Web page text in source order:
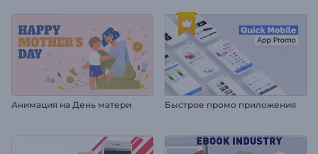
Анимация на День матери Быстрое промо приложения